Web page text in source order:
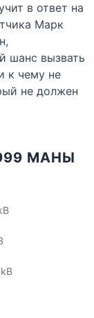
в ответ на
Марк
шанс вызвать
к чему не
не должен
МАНЫ